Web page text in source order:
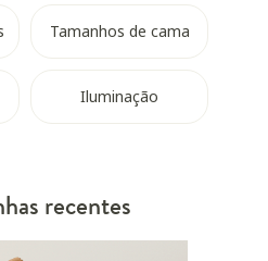
Tamanhos de cama
Iluminação
recentes